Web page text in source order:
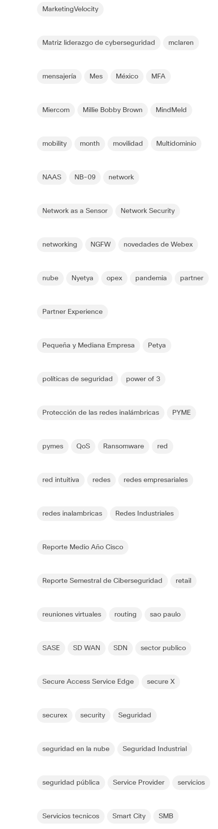
MarketingVelocity
Matriz liderazgo de cyberseguridad mclaren
mensajería Mes México MFA
Miercom Millie Bobby Brown MindMeld
mobility month movilidad Multidominio
NAAS NB-09 network
Network as a Sensor Network Security
networking NGFW novedades de Webex
nube Nyetya opex pandemia partner
Partner Experience
Pequeña y Mediana Empresa Petya
políticas de seguridad power of 3
Protección de las redes inalámbricas PYME
pymes QoS Ransomware red
red intuitiva redes redes empresariales
redes inalambricas Redes Industriales
Reporte Medio Año Cisco
Reporte Semestral de Ciberseguridad retail
reuniones virtuales routing sao paulo
SASE SD WAN SDN sector publico
Secure Access Service Edge secure X
securex security Seguridad
seguridad en la nube Seguridad Industrial
seguridad pública Service Provider servicios
Servicios tecnicos Smart City SMB